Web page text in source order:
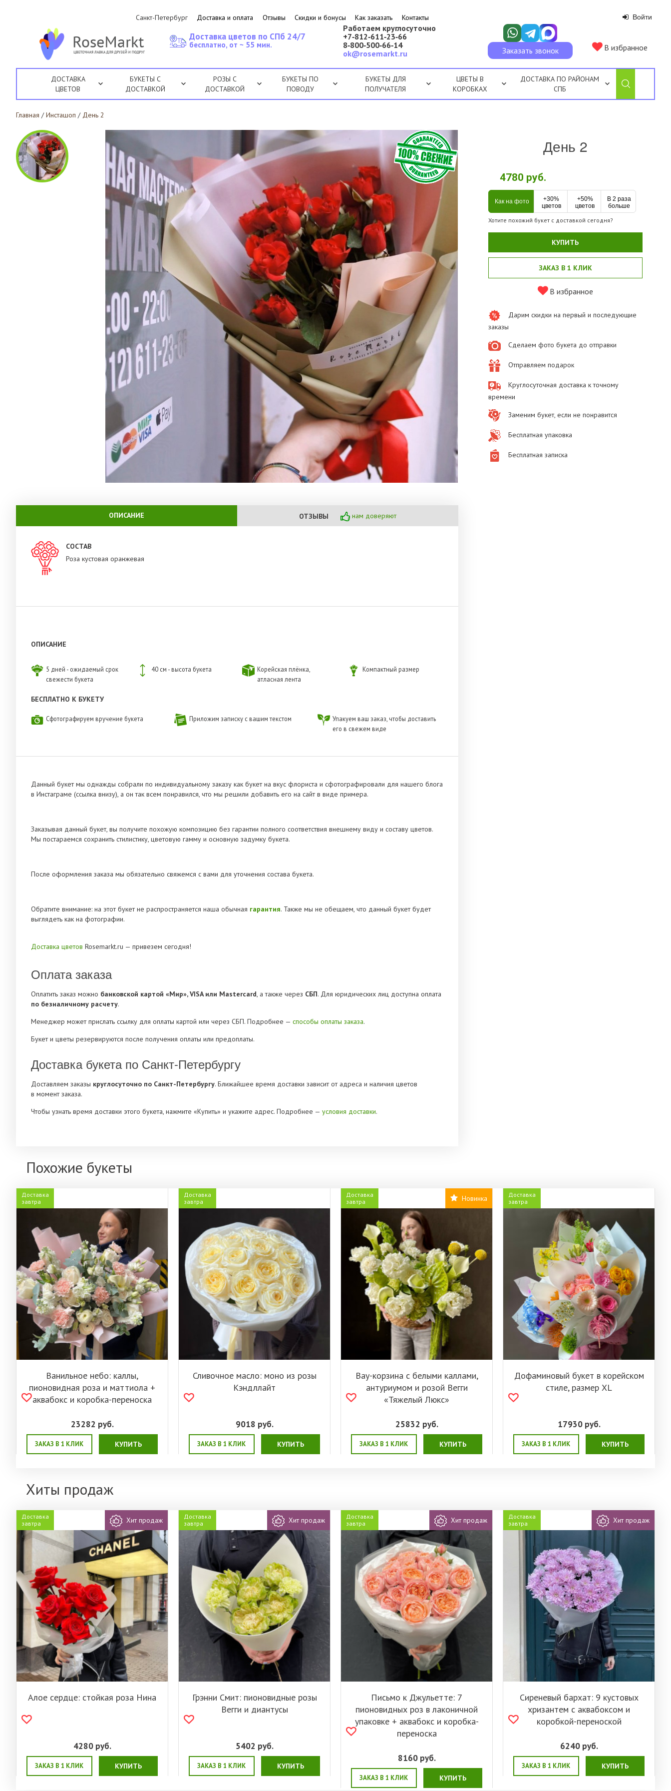
Санкт-Петербург Доставка и оплата Отзывы Скидки и бонусы Как заказать Контакты Войти
Работаем круглосуточно
+7‑812‑611‑23‑66
8‑800‑500‑66‑14
ok@rosemarkt.ru
Заказать звонок В избранное
Доставка цветов по СПб 24/7
бесплатно, от ~ 55 мин.
ДОСТАВКА
ЦВЕТОВ
БУКЕТЫ С
ДОСТАВКОЙ
РОЗЫ С
ДОСТАВКОЙ
БУКЕТЫ ПО
ПОВОДУ
БУКЕТЫ ДЛЯ
ПОЛУЧАТЕЛЯ
ЦВЕТЫ В
КОРОБКАХ
ДОСТАВКА ПО РАЙОНАМ
СПБ
Главная / Инсташоп / День 2
ОПИСАНИЕ ОТЗЫВЫ нам доверяют
СОСТАВ
Роза кустовая оранжевая
ОПИСАНИЕ
5 дней - ожидаемый срок
свежести букета
40 см - высота букета
Корейская плёнка,
атласная лента
Компактный размер
БЕСПЛАТНО К БУКЕТУ
Сфотографируем вручение букета Приложим записку с вашим текстом
Упакуем ваш заказ, чтобы доставить
его в свежем виде
Данный букет мы однажды собрали по индивидуальному заказу как букет на вкус флориста и сфотографировали для нашего блога
в Инстаграме (ссылка внизу), а он так всем понравился, что мы решили добавить его на сайт в виде примера.
Заказывая данный букет, вы получите похожую композицию без гарантии полного соответствия внешнему виду и составу цветов.
Мы постараемся сохранить стилистику, цветовую гамму и основную задумку букета.
После оформления заказа мы обязательно свяжемся с вами для уточнения состава букета.
Обратите внимание: на этот букет не распространяется наша обычная гарантия. Также мы не обещаем, что данный букет будет
выглядеть как на фотографии.
Доставка цветов Rosemarkt.ru — привезем сегодня!
Оплата заказа
Оплатить заказ можно банковской картой «Мир», VISA или Mastercard, а также через СБП. Для юридических лиц доступна оплата
по безналичному расчету.
Менеджер может прислать ссылку для оплаты картой или через СБП. Подробнее — способы оплаты заказа.
Букет и цветы резервируются после получения оплаты или предоплаты.
Доставка букета по Санкт-Петербургу
Доставляем заказы круглосуточно по Санкт-Петербургу. Ближайшее время доставки зависит от адреса и наличия цветов
в момент заказа.
Чтобы узнать время доставки этого букета, нажмите «Купить» и укажите адрес. Подробнее — условия доставки.
День 2
4780 руб.
Как на фото
+30%
цветов
+50%
цветов
В 2 раза
больше
Хотите похожий букет с доставкой сегодня?
КУПИТЬ
ЗАКАЗ В 1 КЛИК
В избранное
Дарим скидки на первый и последующие
заказы
Сделаем фото букета до отправки
Отправляем подарок
Круглосуточная доставка к точному
времени
Заменим букет, если не понравится
Бесплатная упаковка
Бесплатная записка
Похожие букеты
Доставка
завтра
Ванильное небо: каллы,
пионовидная роза и маттиола +
аквабокс и коробка-переноска
23282 руб.
ЗАКАЗ В 1 КЛИК КУПИТЬ
Доставка
завтра
Сливочное масло: моно из розы
Кэндллайт
9018 руб.
ЗАКАЗ В 1 КЛИК КУПИТЬ
Доставка
завтра
Новинка
Вау-корзина с белыми каллами,
антуриумом и розой Вегги
«Тяжелый Люкс»
25832 руб.
ЗАКАЗ В 1 КЛИК КУПИТЬ
Доставка
завтра
Дофаминовый букет в корейском
стиле, размер XL
17930руб.
ЗАКАЗ В 1 КЛИК КУПИТЬ
Хиты продаж
Доставка
завтра
Хит продаж
Алое сердце: стойкая роза Нина
4280руб.
ЗАКАЗ В 1 КЛИК КУПИТЬ
Доставка
завтра
Хит продаж
Грэнни Смит: пионовидные розы
Вегги и диантусы
5402 руб.
ЗАКАЗ В 1 КЛИК КУПИТЬ
Доставка
завтра
Хит продаж
Письмо к Джульетте: 7
пионовидных роз в лаконичной
упаковке + аквабокс и коробка-
переноска
8160руб.
ЗАКАЗ В 1 КЛИК КУПИТЬ
Доставка
завтра
Хит продаж
Сиреневый бархат: 9 кустовых
хризантем с аквабоксом и
коробкой-переноской
6240руб.
ЗАКАЗ В 1 КЛИК КУПИТЬ